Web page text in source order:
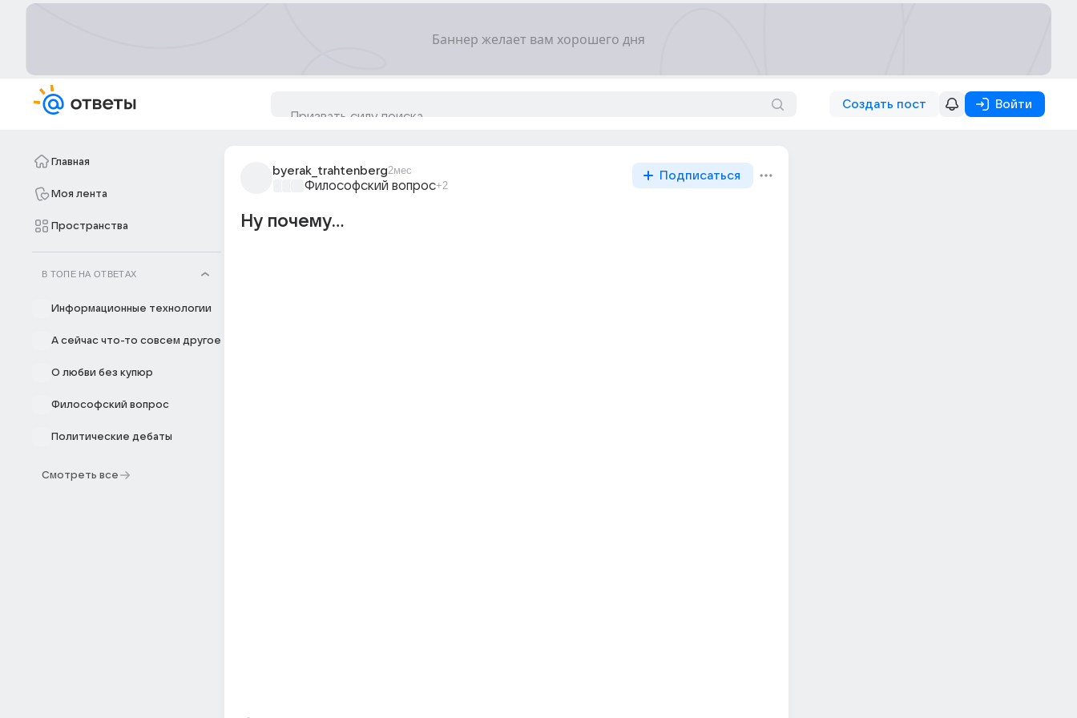
Создать пост Войти
Главная
Моя лента
Пространства
В ТОПЕ НА ОТВЕТАХ
Информационные технологии
А сейчас что-то совсем другое
О любви без купюр
Философский вопрос
Политические дебаты
Смотреть все
byerak_trahtenberg2мес
Философский вопрос+2
Подписаться
Ну почему...